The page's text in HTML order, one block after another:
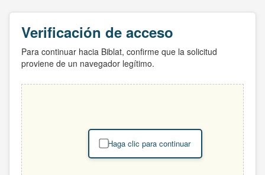
Verificación de acceso
Para continuar hacia Biblat, confirme que la solicitud
proviene de un navegador legítimo.
Haga clic para continuar